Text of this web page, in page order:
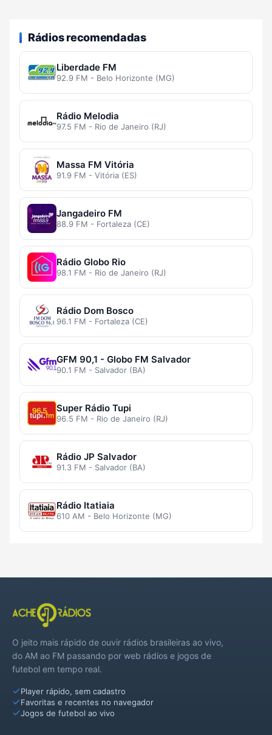
Rádios recomendadas
Liberdade FM
92.9 FM - Belo Horizonte (MG)
Rádio Melodia
97.5 FM - Rio de Janeiro (RJ)
Massa FM Vitória
91.9 FM - Vitória (ES)
Jangadeiro FM
88.9 FM - Fortaleza (CE)
Rádio Globo Rio
98.1 FM - Rio de Janeiro (RJ)
Rádio Dom Bosco
96.1 FM - Fortaleza (CE)
GFM 90,1 - Globo FM Salvador
90.1 FM - Salvador (BA)
Super Rádio Tupi
96.5 FM - Rio de Janeiro (RJ)
Rádio JP Salvador
91.3 FM - Salvador (BA)
Rádio Itatiaia
610 AM - Belo Horizonte (MG)
O jeito mais rápido de ouvir rádios brasileiras ao vivo,
do AM ao FM passando por web rádios e jogos de
futebol em tempo real.
Player rápido, sem cadastro
Favoritas e recentes no navegador
Jogos de futebol ao vivo